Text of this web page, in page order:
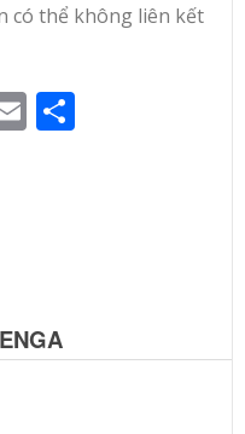
có thể không liên kết
Email